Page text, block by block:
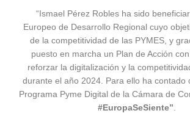
“Ismael Pérez Robles ha sido
Europeo de Desarrollo Regional cuyo
de la competitividad de las PYMES, y
puesto en marcha un Plan de Acción
reforzar la digitalización y la
durante el año 2024. Para ello ha contado
Programa Pyme Digital de la Cámara de
#EuropaSeSiente”.